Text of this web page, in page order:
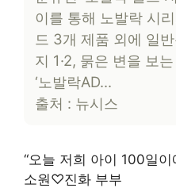
이를 통해 노발락 시
드 3개 제품 외에 일
지 1·2, 묽은 변을 보
‘노발락AD…
출처 : 뉴시스
“오늘 저희 아이 100일
소원♡진화 부부